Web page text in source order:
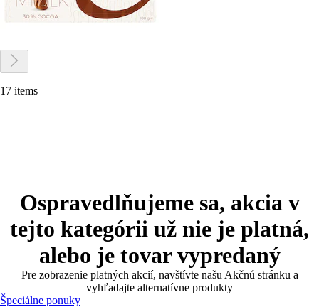
17 items
Ospravedlňujeme sa, akcia v
tejto kategórii už nie je platná,
alebo je tovar vypredaný
Pre zobrazenie platných akcií, navštívte našu Akčnú stránku a
vyhľadajte alternatívne produkty
Špeciálne ponuky